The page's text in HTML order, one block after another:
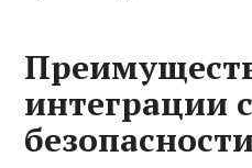
интеграции
безопасности